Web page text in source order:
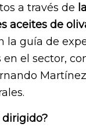
a través de
aceites de
la guía de
en el sector,
dirigido?